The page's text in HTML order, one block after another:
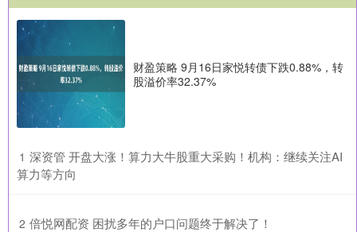
财盈策略 9月16日家悦转债下跌0.88%，转
股溢价率32.37%
1 ​深资管 开盘大涨！算力大牛股重大采购！机构：继续关注AI
算力等方向
2 ​倍悦网配资 困扰多年的户口问题终于解决了！